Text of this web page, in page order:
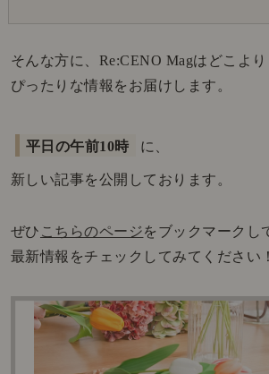
そんな方に、Re:CENO Magはどこより
ぴったりな情報をお届けします。
平日の午前10時 に、
新しい記事を公開しております。
ぜひ こちらのページをブックマークし
最新情報をチェックしてみてください！